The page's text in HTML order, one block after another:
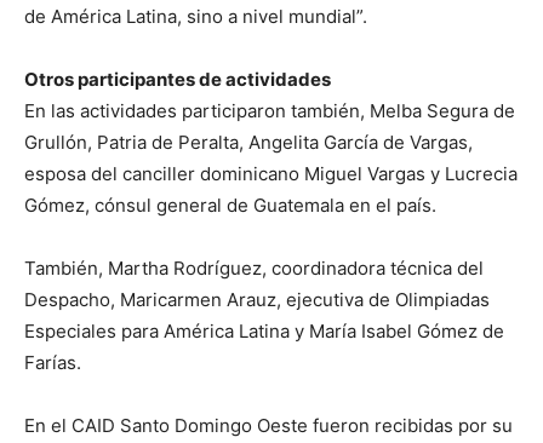
de América Latina, sino a nivel mundial”.
Otros participantes de actividades
En las actividades participaron también, Melba Segura de
Grullón, Patria de Peralta, Angelita García de Vargas,
esposa del canciller dominicano Miguel Vargas y Lucrecia
Gómez, cónsul general de Guatemala en el país.
También, Martha Rodríguez, coordinadora técnica del
Despacho, Maricarmen Arauz, ejecutiva de Olimpiadas
Especiales para América Latina y María Isabel Gómez de
Farías.
En el CAID Santo Domingo Oeste fueron recibidas por su